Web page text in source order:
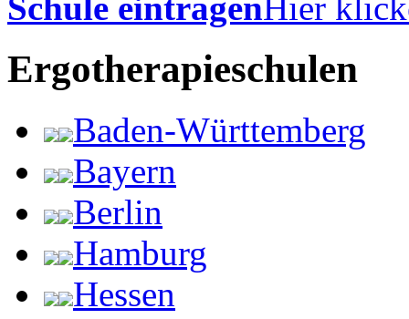
Ergotherapieschulen
Baden-Württemberg
Bayern
Berlin
Hamburg
Hessen